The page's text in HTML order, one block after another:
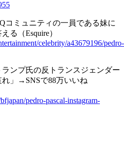
コミュニティの一員である妹に
る（Esquire）
celebrity/a43679196/pedro-
ンプ氏の反トランスジェンダー
」→SNSで88万いいね
pedro-pascal-instagram-